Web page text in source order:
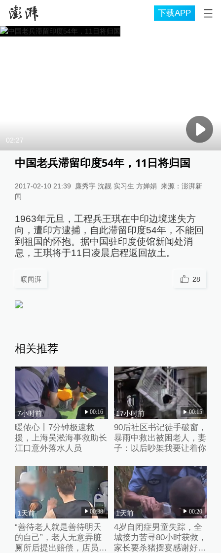
下载APP
02:27
中国老兵滞留印度54年，11日将归国
2017-02-10 21:39 廉秀宇 沈靓 实习生 方婵娟 来源： 澎湃新
闻
1963年元旦，工程兵王琪在中印边境迷失方
向，遭印方逮捕，自此滞留印度54年，不能回
到祖国的怀抱。据中国驻印度使馆新闻处消
息，王琪将于11日凌晨启程返回故土。
暖闻湃 28
相关推荐
7小时前 00:16
暖侬心丨7分钟极速救
援，上海吴淞海事救助长
江口意外落水人员
17小时前 00:15
90后社区书记徒手破窗，
暴雨中救出被困老人，妻
子：以后吵架我要让着你
1天前 00:38
“善待老人就是善待明天
的自己”，老人无意弄脏
厕所后提出赔偿，店员婉
1天前 00:20
4岁自闭症男童失踪，全
城接力苦寻80小时获救，
家长要杀猪摆宴感谢好心